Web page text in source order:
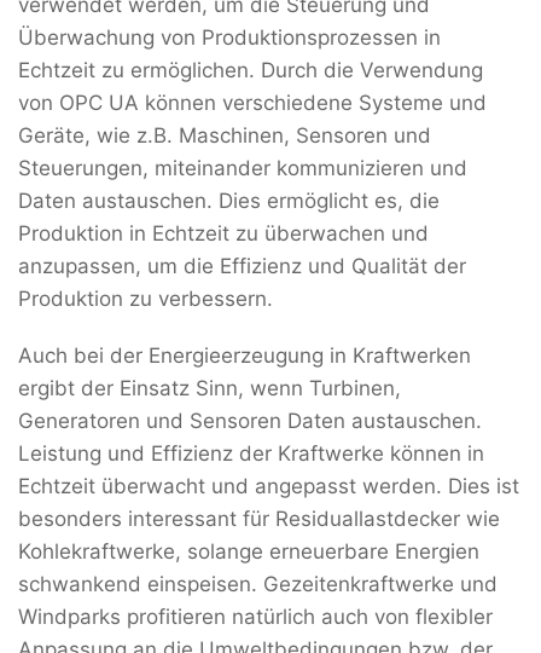
Überwachung von Produktionsprozessen in
Echtzeit zu ermöglichen. Durch die Verwendung
von OPC UA können verschiedene Systeme und
Geräte, wie z.B. Maschinen, Sensoren und
Steuerungen, miteinander kommunizieren und
Daten austauschen. Dies ermöglicht es, die
Produktion in Echtzeit zu überwachen und
anzupassen, um die Effizienz und Qualität der
Produktion zu verbessern.
Auch bei der Energieerzeugung in Kraftwerken
ergibt der Einsatz Sinn, wenn Turbinen,
Generatoren und Sensoren Daten austauschen.
Leistung und Effizienz der Kraftwerke können in
Echtzeit überwacht und angepasst werden. Dies ist
besonders interessant für Residuallastdecker wie
Kohlekraftwerke, solange erneuerbare Energien
schwankend einspeisen. Gezeitenkraftwerke und
Windparks profitieren natürlich auch von flexibler